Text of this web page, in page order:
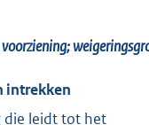
intrekken
die leidt tot het